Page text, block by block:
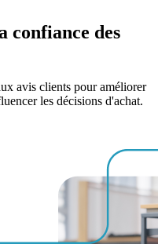
confiance des
avis clients pour améliorer
les décisions d'achat.